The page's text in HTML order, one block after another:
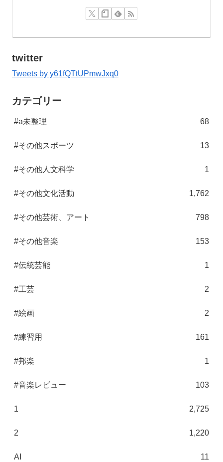
twitter
Tweets by y61fQTtUPmwJxq0
カテゴリー
#a未整理 68
#その他スポーツ 13
#その他人文科学 1
#その他文化活動 1,762
#その他芸術、アート 798
#その他音楽 153
#伝統芸能 1
#工芸 2
#絵画 2
#練習用 161
#邦楽 1
#音楽レビュー 103
1 2,725
2 1,220
AI 11